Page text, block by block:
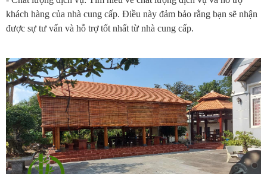
khách hàng của nhà cung cấp. Điều này đảm bảo rằng bạn sẽ nhận
được sự tư vấn và hỗ trợ tốt nhất từ nhà cung cấp.